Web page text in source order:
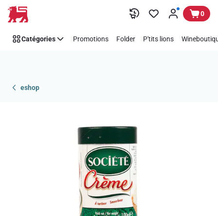
Passer 0
Catégories Promotions Folder P'tits lions
eshop